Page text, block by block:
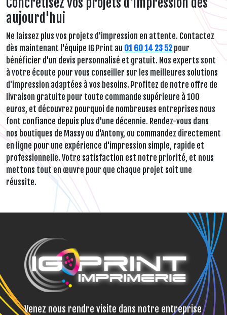
aujourd'hui
Ne laissez plus vos projets d'impression en attente. Contactez
dès maintenant l'équipe IG Print au 01 60 14 23 52 pour
bénéficier d'un devis personnalisé et gratuit. Nos experts sont
à votre écoute pour vous conseiller sur les meilleures solutions
d'impression adaptées à vos besoins. Profitez de notre offre de
livraison gratuite pour toute commande supérieure à 100
euros, et découvrez pourquoi de nombreuses entreprises nous
font confiance depuis plus d'une décennie. Rendez-vous dans
nos boutiques de Massy ou d'Antony, ou commandez directement
en ligne pour une expérience d'impression simple, rapide et
professionnelle. Votre satisfaction est notre priorité, et nous
mettons tout en œuvre pour que chaque projet soit une
réussite.
Venez nous rendre visite dans notre entreprise